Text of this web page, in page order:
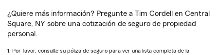
¿Quiere más información? Pregunte a Tim Cordell en Central
Square, NY sobre una cotización de seguro de propiedad
personal.
1. Por favor, consulte su póliza de seguro para ver una lista completa de la